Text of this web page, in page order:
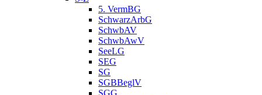
5. VermBG
SchwarzArbG
SchwbAV
SchwbAwV
SeeLG
SEG
SG
SGBBeglV
SGG